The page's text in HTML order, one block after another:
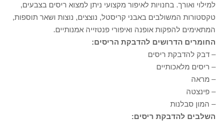
למילוי ואורך. בחנויות לאיפור מקצועי ניתן למצוא ריסים בצבעים,
טקסטורות המשולבים באבני קריסטל, נוצצים, נוצות ושאר תוספות,
המתאימים להפקות אופנה ואיפורי פנטזייה אמנותיים.
החומרים הדרושים להדבקת הריסים:
– דבק להדבקת ריסים
– ריסים מלאכותיים
– מראה
– פינצטה
– המון סבלנות
השלבים להדבקת ריסים: